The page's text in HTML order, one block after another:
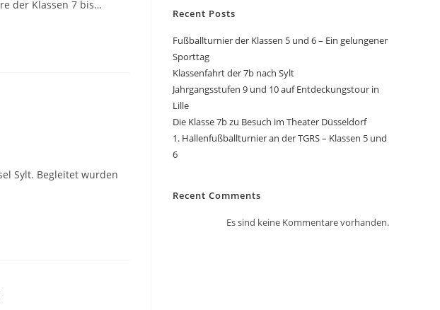
der Klassen 7 bis…
Sylt. Begleitet wurden
Recent Posts
Fußballturnier der Klassen 5 und 6 – Ein gelungener
Sporttag
Klassenfahrt der 7b nach Sylt
Jahrgangsstufen 9 und 10 auf Entdeckungstour in
Lille
Die Klasse 7b zu Besuch im Theater Düsseldorf
1. Hallenfußballturnier an der TGRS – Klassen 5 und
6
Recent Comments
Es sind keine Kommentare vorhanden.